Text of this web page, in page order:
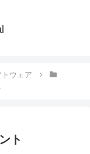
トウェア
ト